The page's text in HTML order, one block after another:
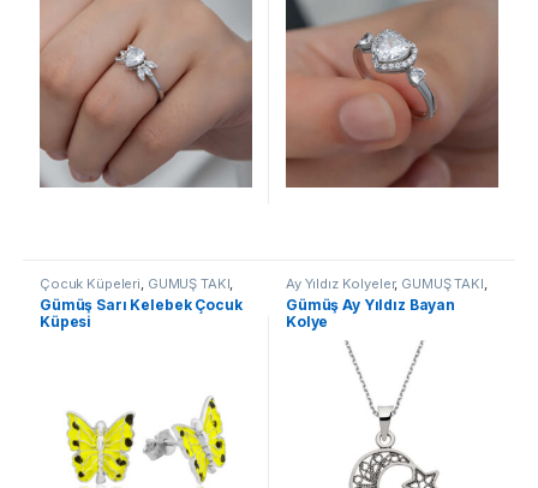
Çocuk Küpeleri GÜMÜŞ TAKI
Küpe
Gümüş Sarı Kelebek Çocuk
Küpesi
Ay Yıldız Kolyeler, GÜMÜŞ TAKI
Kadın Kolyeleri ,Kolye
Gümüş Ay Yıldız Bayan
Kolye